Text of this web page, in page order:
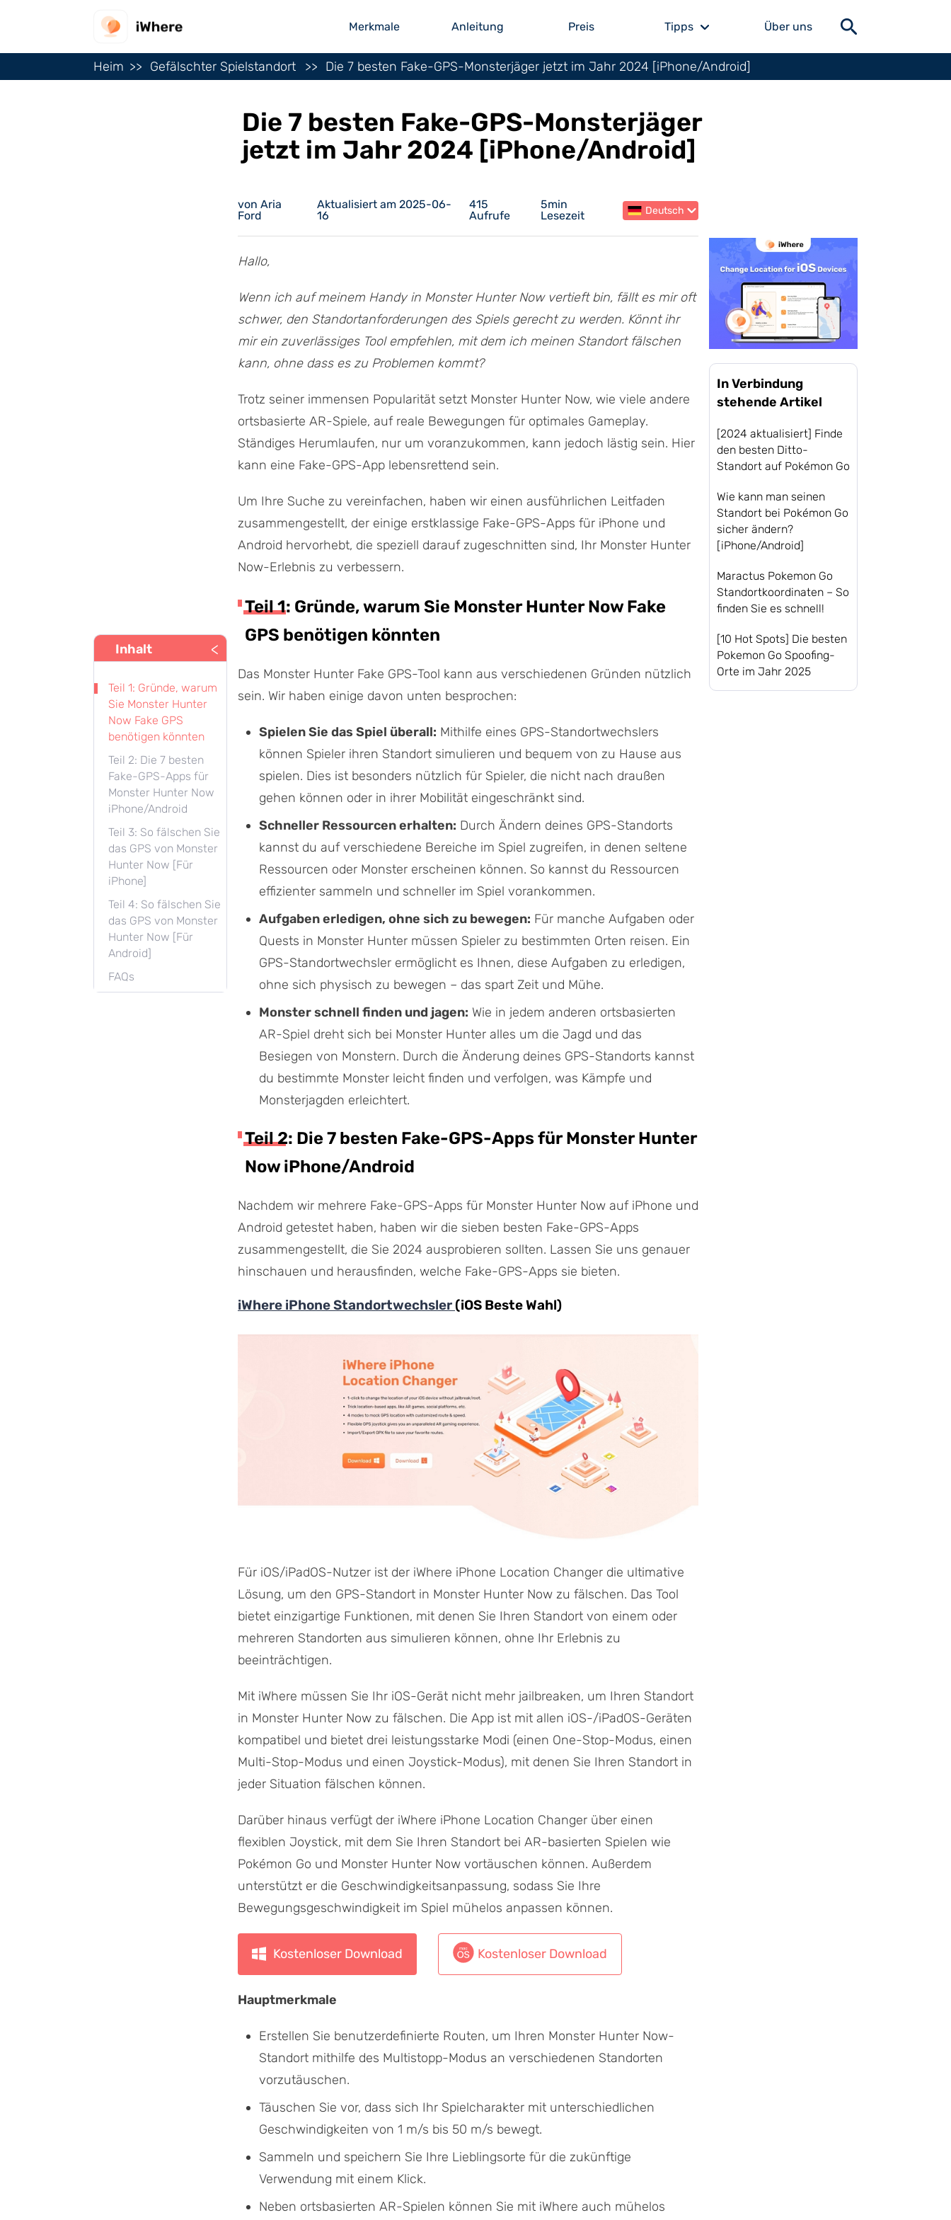
Merkmale Anleitung Preis Tipps Über uns
Heim Gefälschter Spielstandort Die 7 besten Fake-GPS-Monsterjäger jetzt im Jahr 2024 [iPhone/Android]
Die 7 besten Fake-GPS-Monsterjäger
jetzt im Jahr 2024 [iPhone/Android]
Inhalt <
Teil 1: Gründe, warum
Sie Monster Hunter
Now Fake GPS
benötigen könnten
Teil 2: Die 7 besten
Fake-GPS-Apps für
Monster Hunter Now
iPhone/Android
Teil 3: So fälschen Sie
das GPS von Monster
Hunter Now [Für
iPhone]
Teil 4: So fälschen Sie
das GPS von Monster
Hunter Now [Für
Android]
FAQs
von Aria
Ford
Aktualisiert am 2025-06-
16
415
Aufrufe
5min
Lesezeit
Deutsch
Hallo,
Wenn ich auf meinem Handy in Monster Hunter Now vertieft bin, fällt es mir oft
schwer, den Standortanforderungen des Spiels gerecht zu werden. Könnt ihr
mir ein zuverlässiges Tool empfehlen, mit dem ich meinen Standort fälschen
kann, ohne dass es zu Problemen kommt?
Trotz seiner immensen Popularität setzt Monster Hunter Now, wie viele andere
ortsbasierte AR-Spiele, auf reale Bewegungen für optimales Gameplay.
Ständiges Herumlaufen, nur um voranzukommen, kann jedoch lästig sein. Hier
kann eine Fake-GPS-App lebensrettend sein.
Um Ihre Suche zu vereinfachen, haben wir einen ausführlichen Leitfaden
zusammengestellt, der einige erstklassige Fake-GPS-Apps für iPhone und
Android hervorhebt, die speziell darauf zugeschnitten sind, Ihr Monster Hunter
Now-Erlebnis zu verbessern.
Teil 1: Gründe, warum Sie Monster Hunter Now Fake
GPS benötigen könnten
Das Monster Hunter Fake GPS-Tool kann aus verschiedenen Gründen nützlich
sein. Wir haben einige davon unten besprochen:
Spielen Sie das Spiel überall: Mithilfe eines GPS-Standortwechslers
können Spieler ihren Standort simulieren und bequem von zu Hause aus
spielen. Dies ist besonders nützlich für Spieler, die nicht nach draußen
gehen können oder in ihrer Mobilität eingeschränkt sind.
Schneller Ressourcen erhalten: Durch Ändern deines GPS-Standorts
kannst du auf verschiedene Bereiche im Spiel zugreifen, in denen seltene
Ressourcen oder Monster erscheinen können. So kannst du Ressourcen
effizienter sammeln und schneller im Spiel vorankommen.
Aufgaben erledigen, ohne sich zu bewegen: Für manche Aufgaben oder
Quests in Monster Hunter müssen Spieler zu bestimmten Orten reisen. Ein
GPS-Standortwechsler ermöglicht es Ihnen, diese Aufgaben zu erledigen,
ohne sich physisch zu bewegen – das spart Zeit und Mühe.
Monster schnell finden und jagen: Wie in jedem anderen ortsbasierten
AR-Spiel dreht sich bei Monster Hunter alles um die Jagd und das
Besiegen von Monstern. Durch die Änderung deines GPS-Standorts kannst
du bestimmte Monster leicht finden und verfolgen, was Kämpfe und
Monsterjagden erleichtert.
Teil 2: Die 7 besten Fake-GPS-Apps für Monster Hunter
Now iPhone/Android
Nachdem wir mehrere Fake-GPS-Apps für Monster Hunter Now auf iPhone und
Android getestet haben, haben wir die sieben besten Fake-GPS-Apps
zusammengestellt, die Sie 2024 ausprobieren sollten. Lassen Sie uns genauer
hinschauen und herausfinden, welche Fake-GPS-Apps sie bieten.
iWhere iPhone Standortwechsler(iOS Beste Wahl)
Für iOS/iPadOS-Nutzer ist der iWhere iPhone Location Changer die ultimative
Lösung, um den GPS-Standort in Monster Hunter Now zu fälschen. Das Tool
bietet einzigartige Funktionen, mit denen Sie Ihren Standort von einem oder
mehreren Standorten aus simulieren können, ohne Ihr Erlebnis zu
beeinträchtigen.
Mit iWhere müssen Sie Ihr iOS-Gerät nicht mehr jailbreaken, um Ihren Standort
in Monster Hunter Now zu fälschen. Die App ist mit allen iOS-/iPadOS-Geräten
kompatibel und bietet drei leistungsstarke Modi (einen One-Stop-Modus, einen
Multi-Stop-Modus und einen Joystick-Modus), mit denen Sie Ihren Standort in
jeder Situation fälschen können.
Darüber hinaus verfügt der iWhere iPhone Location Changer über einen
flexiblen Joystick, mit dem Sie Ihren Standort bei AR-basierten Spielen wie
Pokémon Go und Monster Hunter Now vortäuschen können. Außerdem
unterstützt er die Geschwindigkeitsanpassung, sodass Sie Ihre
Bewegungsgeschwindigkeit im Spiel mühelos anpassen können.
Kostenloser Download Kostenloser Download
Hauptmerkmale
Erstellen Sie benutzerdefinierte Routen, um Ihren Monster Hunter Now-
Standort mithilfe des Multistopp-Modus an verschiedenen Standorten
vorzutäuschen.
Täuschen Sie vor, dass sich Ihr Spielcharakter mit unterschiedlichen
Geschwindigkeiten von 1 m/s bis 50 m/s bewegt.
Sammeln und speichern Sie Ihre Lieblingsorte für die zukünftige
Verwendung mit einem Klick.
Neben ortsbasierten AR-Spielen können Sie mit iWhere auch mühelos
In Verbindung
stehende Artikel
[2024 aktualisiert] Finde
den besten Ditto-
Standort auf Pokémon Go
Wie kann man seinen
Standort bei Pokémon Go
sicher ändern?
[iPhone/Android]
Maractus Pokemon Go
Standortkoordinaten – So
finden Sie es schnell!
[10 Hot Spots] Die besten
Pokemon Go Spoofing-
Orte im Jahr 2025